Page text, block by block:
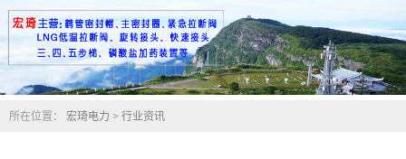
所在位置： 宏琦电力 > 行业资讯